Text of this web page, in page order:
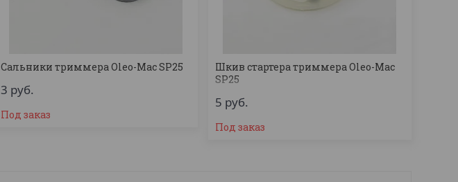
Сальники триммера Oleo-Mac SP25
3 руб.
Под заказ
Шкив стартера триммера Oleo-Mac
SP25
5 руб.
Под заказ